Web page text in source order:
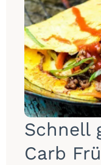
Schnell
Carb